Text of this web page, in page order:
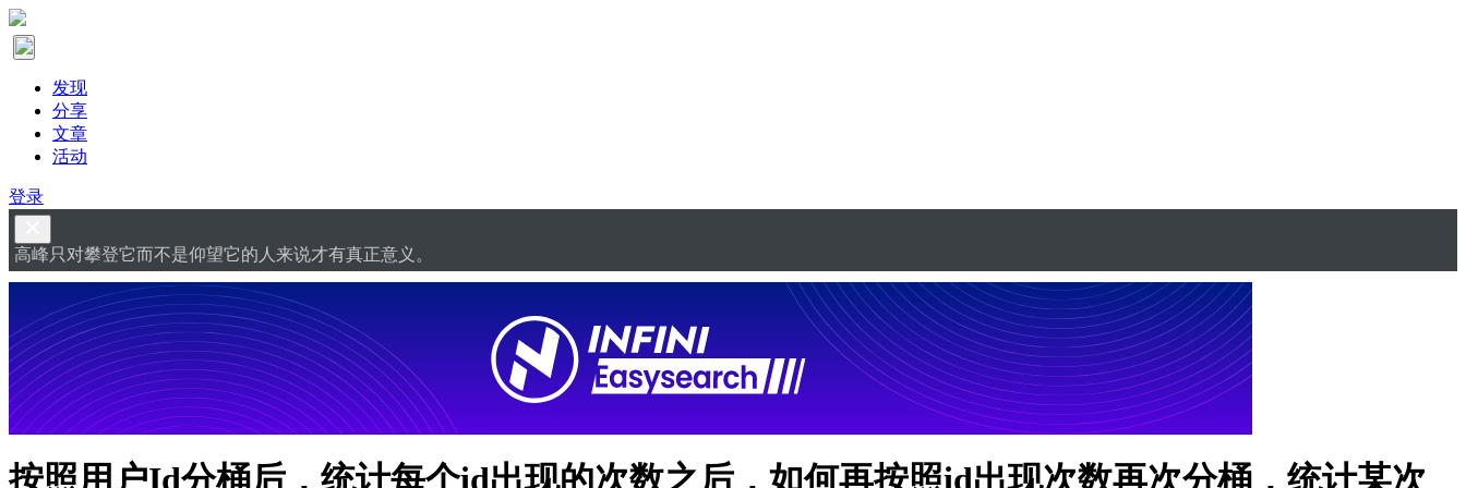
发现
分享
文章
活动
登录
高峰只对攀登它而不是仰望它的人来说才有真正意义。
按照用户Id分桶后，统计每个id出现的次数之后，如何再按照id出现次数再次分桶，统计某次